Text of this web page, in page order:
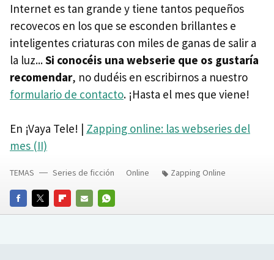
Internet es tan grande y tiene tantos pequeños
recovecos en los que se esconden brillantes e
inteligentes criaturas con miles de ganas de salir a
la luz...Si conocéis una webserie que os gustaría
recomendar, no dudéis en escribirnos a nuestro
formulario de contacto. ¡Hasta el mes que viene!
En ¡Vaya Tele! | Zapping online: las webseries del
mes (II)
FACEBOOKTWITTERFLIPBOARD
E-
WHATSAPP
TEMAS Series de ficción Online Zapping Online